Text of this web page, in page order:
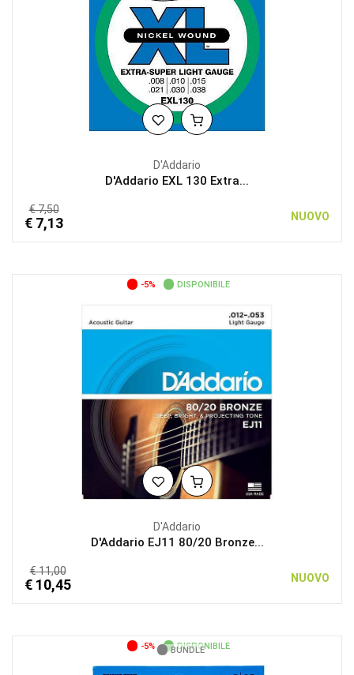
D'Addario
D'Addario EXL 130 Extra...
€ 7,50
€ 7,13 NUOVO
-5% DISPONIBILE
D'Addario
D'Addario EJ11 80/20 Bronze...
€ 11,00
€ 10,45 NUOVO
-5% DISPONIBILE
BUNDLE